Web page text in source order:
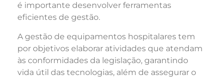
é importante desenvolver ferramentas
eficientes de gestão.
A gestão de equipamentos hospitalares tem
por objetivos elaborar atividades que atendam
às conformidades da legislação, garantindo
vida útil das tecnologias, além de assegurar o